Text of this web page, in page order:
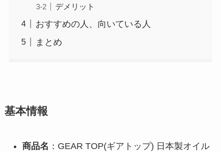
デメリット
おすすめの人、向いている人
まとめ
基本情報
商品名 ：GEAR TOP(ギアトップ) 日本製オイル